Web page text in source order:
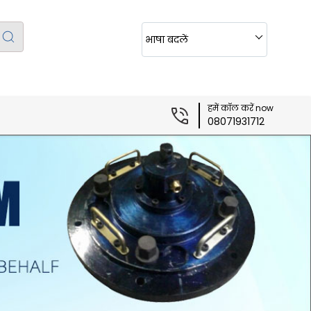
भाषा बदलें
हमें कॉल करें now
08071931712